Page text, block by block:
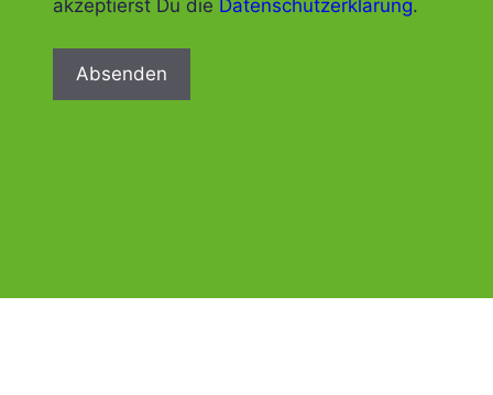
akzeptierst Du die Datenschutzerklärung.
Absenden